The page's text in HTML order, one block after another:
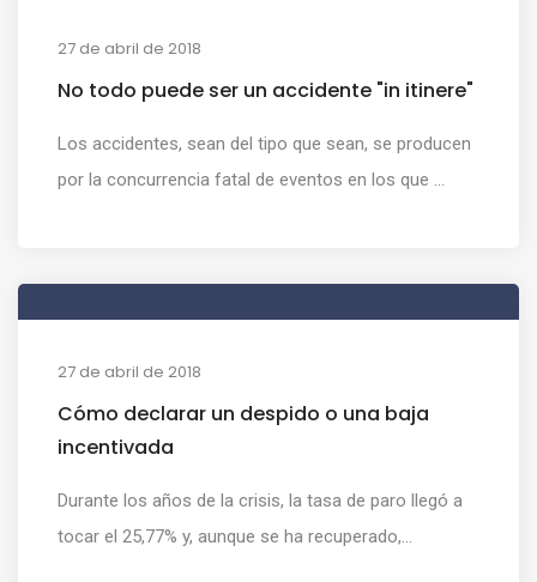
27 de abril de 2018
No todo puede ser un accidente "in itinere"
Los accidentes, sean del tipo que sean, se producen
por la concurrencia fatal de eventos en los que ...
27 de abril de 2018
Cómo declarar un despido o una baja
incentivada
Durante los años de la crisis, la tasa de paro llegó a
tocar el 25,77% y, aunque se ha recuperado,...